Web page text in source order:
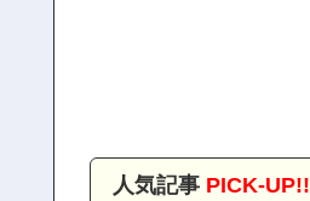
人気記事PICK-UP!!